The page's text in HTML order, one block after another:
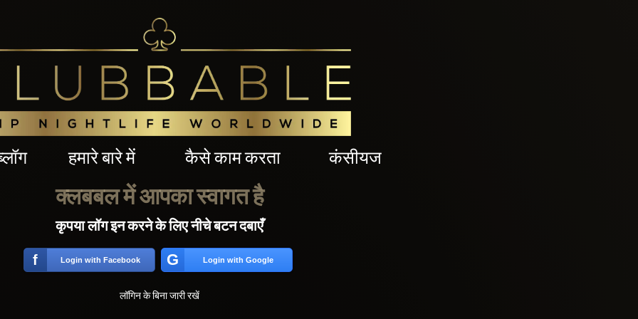
हमारे बारे में कैसे काम करता कंसीयज
क्लबबल में आपका स्वागत है
कृपया लॉग इन करने के लिए नीचे बटन दबाएँ
f Login with Facebook G Login with Google
लॉगिन के बिना जारी रखें